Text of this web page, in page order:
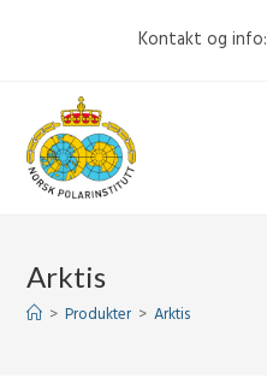
Kontakt og info:
Arktis
> Produkter > Arktis